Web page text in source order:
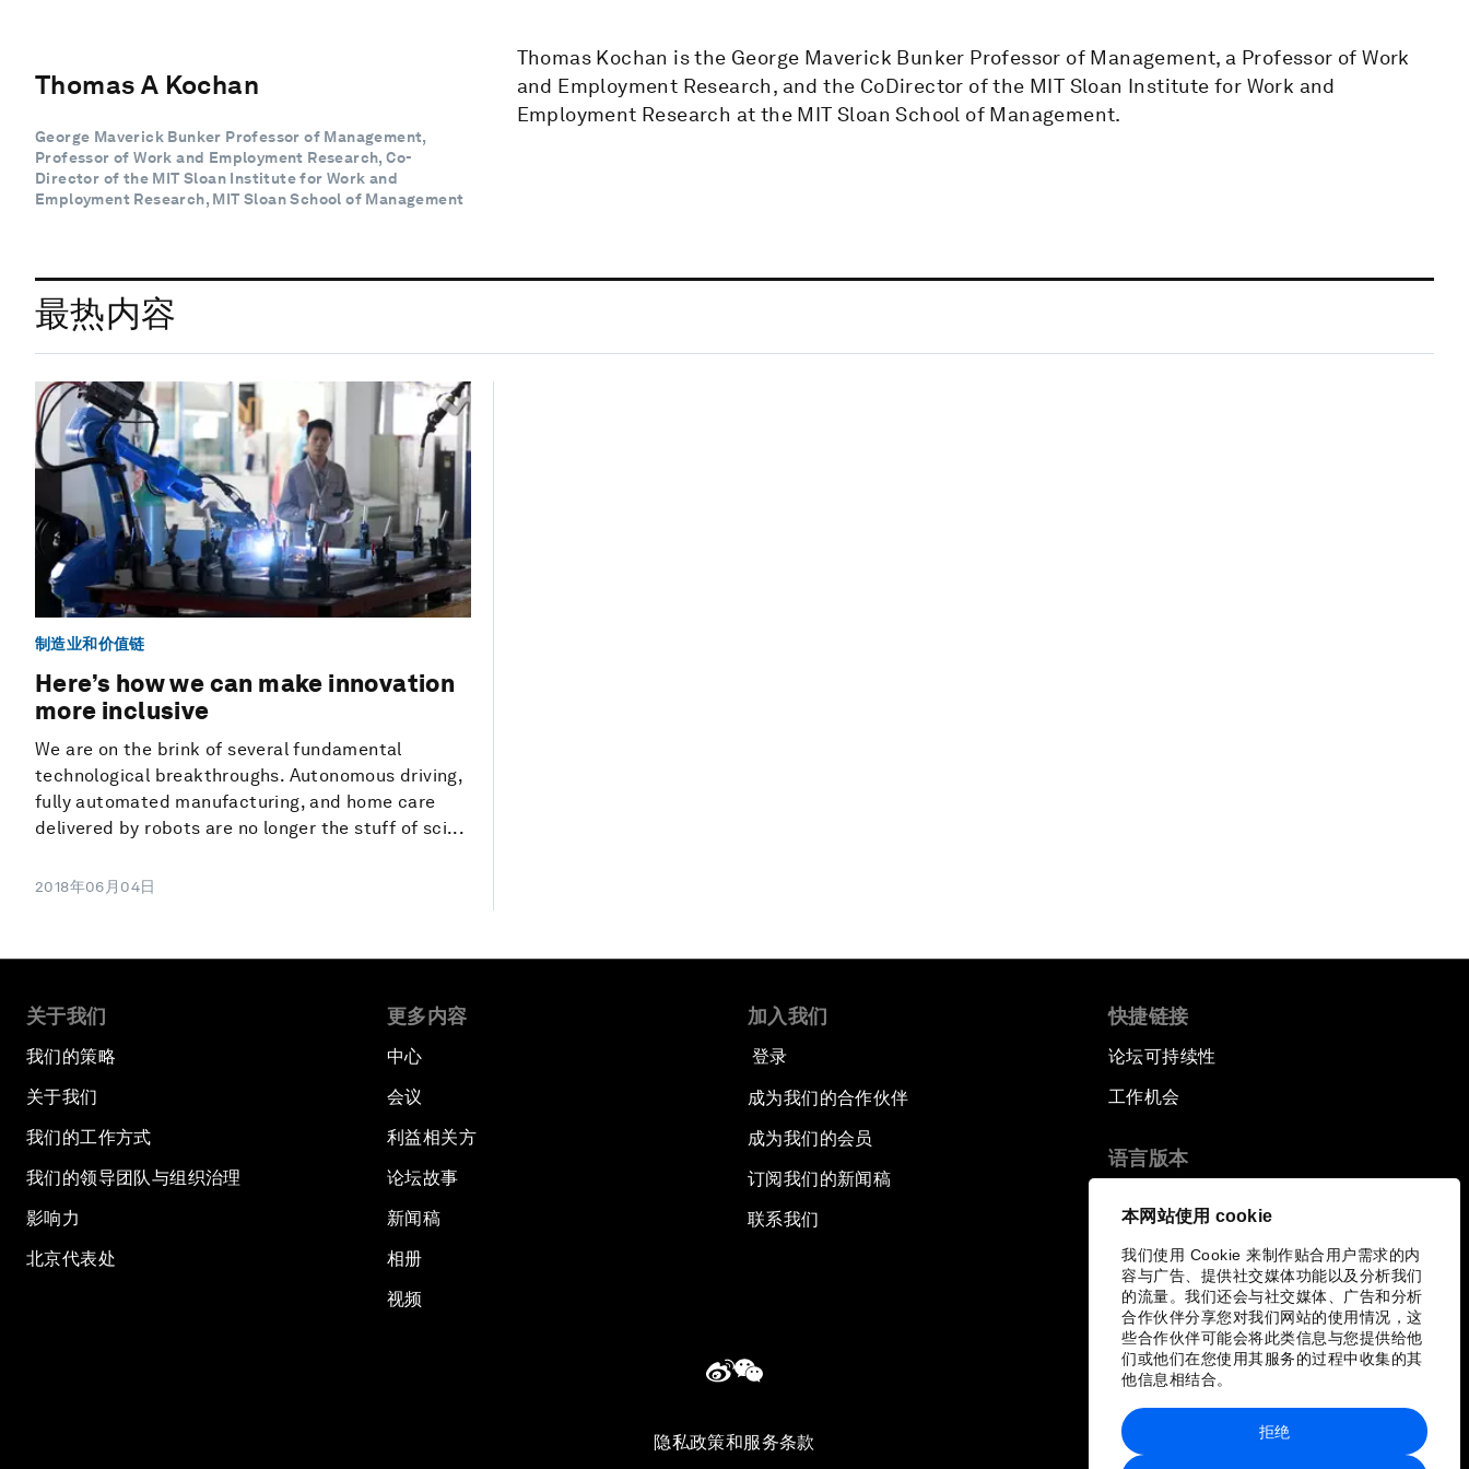
本网站使用 cookie
我们使用 Cookie 来制作贴合用户需求的内
容与广告、提供社交媒体功能以及分析我们
的流量。我们还会与社交媒体、广告和分析
合作伙伴分享您对我们网站的使用情况，这
些合作伙伴可能会将此类信息与您提供给他
们或他们在您使用其服务的过程中收集的其
他信息相结合。
拒绝
Thomas A Kochan
George Maverick Bunker Professor of Management,
Professor of Work and Employment Research, Co-
Director of the MIT Sloan Institute for Work and
Employment Research, MIT Sloan School of Management
Thomas Kochan is the George Maverick Bunker Professor of Management, a Professor of Work
and Employment Research, and the CoDirector of the MIT Sloan Institute for Work and
Employment Research at the MIT Sloan School of Management.
最热内容
制造业和价值链
Here’s how we can make innovation
more inclusive
We are on the brink of several fundamental
technological breakthroughs. Autonomous driving,
fully automated manufacturing, and home care
delivered by robots are no longer the stuff of sci...
2018年06月04日
关于我们
我们的策略
关于我们
我们的工作方式
我们的领导团队与组织治理
影响力
北京代表处
更多内容
中心
会议
利益相关方
论坛故事
新闻稿
相册
视频
加入我们
登录
成为我们的合作伙伴
成为我们的会员
订阅我们的新闻稿
联系我们
快捷链接
论坛可持续性
工作机会
语言版本
隐私政策和服务条款